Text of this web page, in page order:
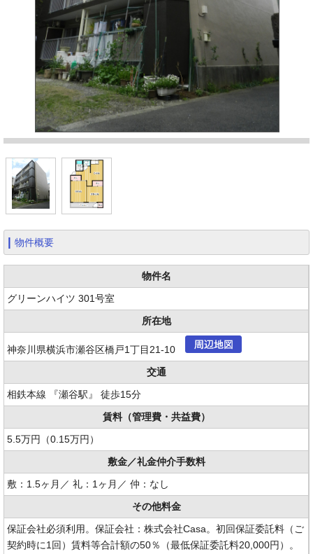
物件概要
物件名
グリーンハイツ 301号室
所在地
神奈川県横浜市瀬谷区橋戸1丁目21-10
交通
相鉄本線 『瀬谷駅』 徒歩15分
賃料（管理費・共益費）
5.5万円（0.15万円）
敷金／礼金仲介手数料
敷：1.5ヶ月／ 礼：1ヶ月／ 仲：なし
その他料金
保証会社必須利用。保証会社：株式会社Casa。初回保証委託料（ご
契約時に1回）賃料等合計額の50％（最低保証委託料20,000円）。